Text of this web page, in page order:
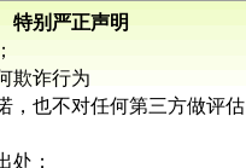
特别严正声明
欺诈行为
，也不对任何第三方做评估
处；